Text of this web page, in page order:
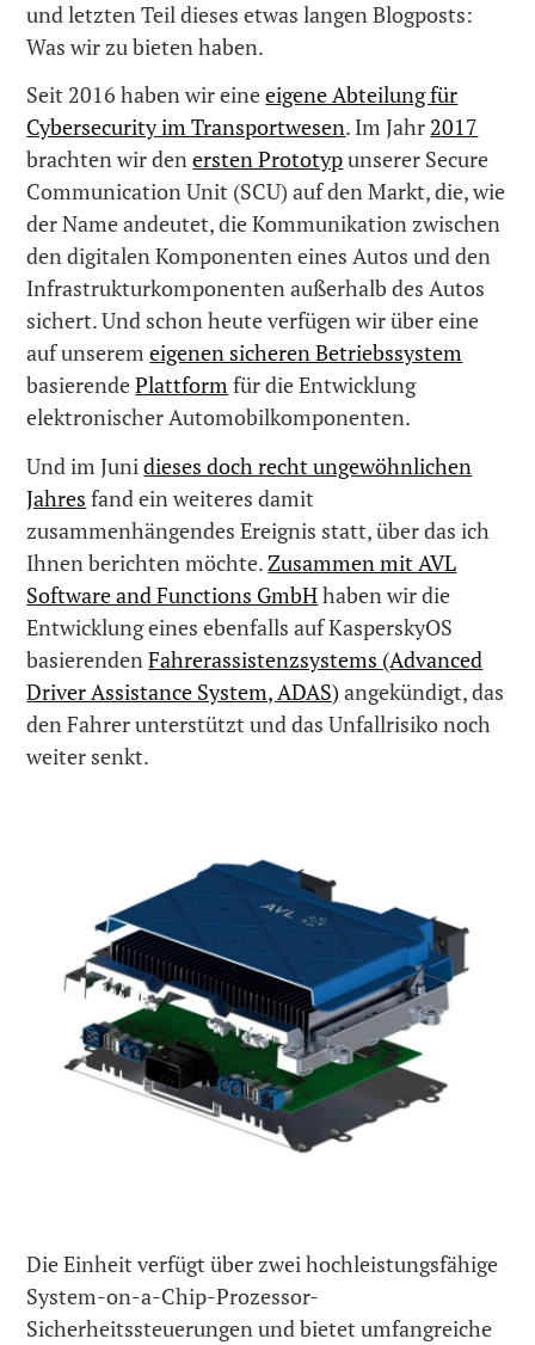
und letzten Teil dieses etwas langen Blogposts:
Was wir zu bieten haben.
Seit 2016 haben wir eineeigene Abteilung für
Cybersecurity im Transportwesen. Im Jahr 2017
brachten wir denersten Prototypunserer Secure
Communication Unit (SCU) auf den Markt, die, wie
der Name andeutet, die Kommunikation zwischen
den digitalen Komponenten eines Autos und den
Infrastrukturkomponenten außerhalb des Autos
sichert. Und schon heute verfügen wir über eine
auf unseremeigenen sicheren Betriebssystem
basierendePlattform für die Entwicklung
elektronischer Automobilkomponenten.
Und im Junidieses doch recht ungewöhnlichen
Jahres fand ein weiteres damit
zusammenhängendes Ereignis statt, über das ich
Ihnen berichten möchte.Zusammen mit AVL
Software and Functions GmbHhaben wir die
Entwicklung eines ebenfalls auf KasperskyOS
basierendenFahrerassistenzsystems (Advanced
Driver Assistance System, ADAS) angekündigt, das
den Fahrer unterstützt und das Unfallrisiko noch
weiter senkt.
Die Einheit verfügt über zwei hochleistungsfähige
System-on-a-Chip-Prozessor-
Sicherheitssteuerungen und bietet umfangreiche